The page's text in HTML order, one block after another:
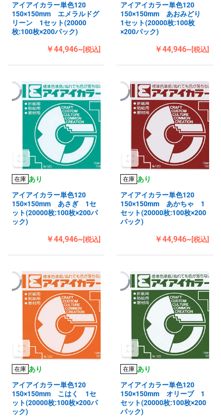
アイアイカラー単色120
150×150mm エメラルドグ
リーン 1セット(20000
枚:100枚×200パック)
￥44,946~[税込]
アイアイカラー単色120
150×150mm あおみどり
1セット(20000枚:100枚
×200パック)
￥44,946~[税込]
在庫 あり
アイアイカラー単色120
150×150mm あさぎ 1セ
ット(20000枚:100枚×200パ
ック)
￥44,946~[税込]
在庫 あり
アイアイカラー単色120
150×150mm あかちゃ 1
セット(20000枚:100枚×200
パック)
￥44,946~[税込]
在庫 あり
アイアイカラー単色120
150×150mm こはく 1セ
ット(20000枚:100枚×200パ
ック)
在庫 あり
アイアイカラー単色120
150×150mm オリーブ 1
セット(20000枚:100枚×200
パック)